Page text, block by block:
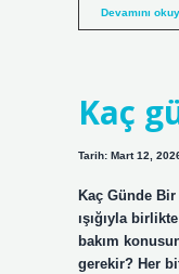
Devamını
Kaç
Tarih: Mart 12,
Kaç Günde
ışığıyla
bakım
gerekir? Her